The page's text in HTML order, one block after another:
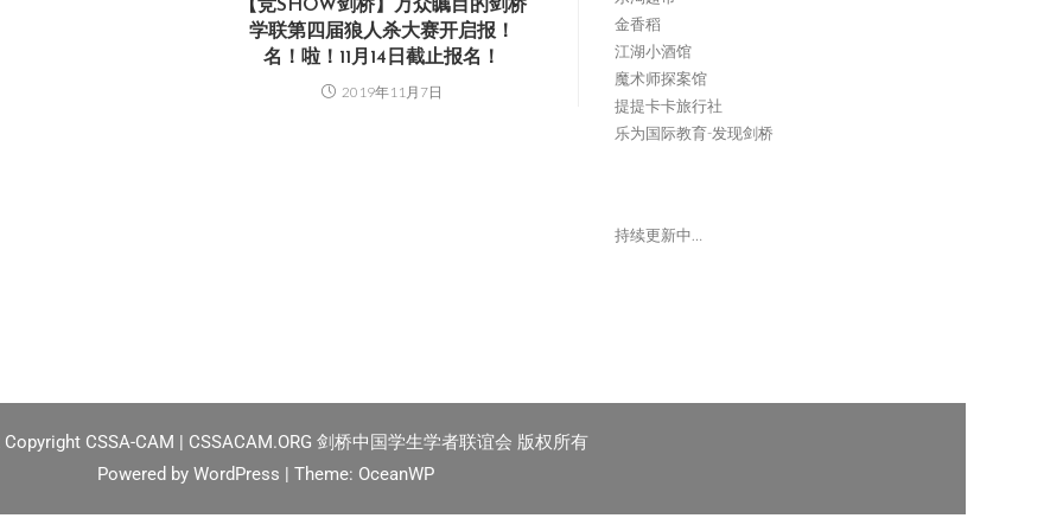
【竞SHOW剑桥】万众瞩目的剑桥
学联第四届狼人杀大赛开启报！
名！啦！11月14日截止报名！
2019年11月7日
金香稻
江湖小酒馆
魔术师探案馆
提提卡卡旅行社
乐为国际教育-发现剑桥
持续更新中…
Copyright CSSA-CAM | CSSACAM.ORG 剑桥中国学生学者联谊会 版权所有
Powered by WordPress | Theme: OceanWP